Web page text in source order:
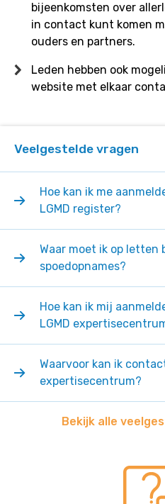
bijeenkomsten over
in contact kunt komen
ouders en partners.
Leden hebben ook
website met elkaar
Veelgestelde vragen
Hoe kan ik me
LGMD register?
Waar moet ik op letten
spoedopnames?
Hoe kan ik mij
LGMD
Waarvoor kan ik
expertisecentrum?
Bekijk alle